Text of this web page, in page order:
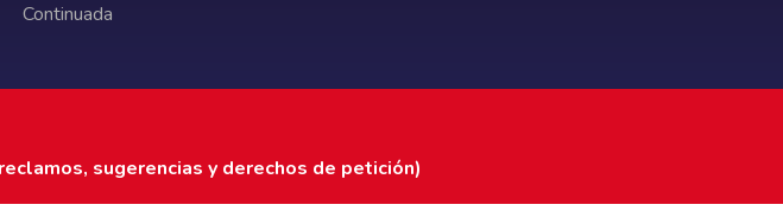
Continuada
sugerencias y derechos de petición)